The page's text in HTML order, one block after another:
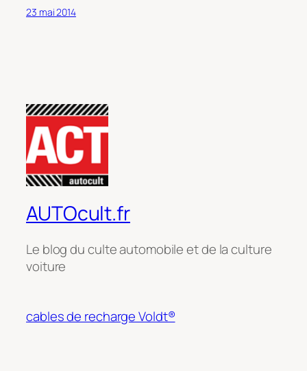
23 mai 2014
AUTOcult.fr
Le blog du culte automobile et de la culture
voiture
cables de recharge Voldt®